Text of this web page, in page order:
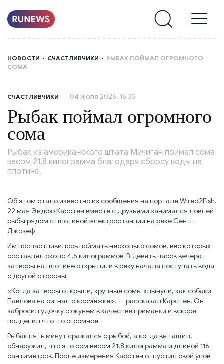
О
НАС
НОВОСТИ СЧАСТЛИВЧИКИ
РЫБАК ПОЙМАЛ ОГРОМНОГО
СОМА
СЧАСТЛИВЧИКИ 04 июля 2026, 16:35
Рыбак поймал огромного
сома
Рыбак из американского штата Мичиган поймал сома
весом 21,8 килограмма благодаря сбросу воды на
плотине.
Об этом стало известно из сообщения на портале Wired2Fish.
22 мая Эндрю Карстен вместе с друзьями занимался ловлей
рыбы рядом с плотиной электростанции на реке Сент-
Джозеф.
Им посчастливилось поймать несколько сомов, вес которых
составлял около 4,5 килограммов. В девять часов вечера
затворы на плотине открыли, и в реку начала поступать вода
с другой стороны.
«Когда затворы открыли, крупные сомы хлынули, как собаки
Павлова на сигнал о кормёжке», — рассказал Карстен. Он
забросил удочку с окунем в качестве приманки и вскоре
подцепил что-то огромное.
Рыбак пять минут сражался с рыбой, а когда вытащил,
обнаружил, что это сом весом 21,8 килограмма и длиной 116
сантиметров. После измерения Карстен отпустил свой улов.